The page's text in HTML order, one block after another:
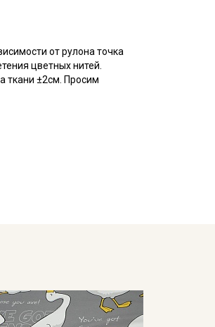
от рулона точка
цветных нитей.
ткани ±2см. Просим